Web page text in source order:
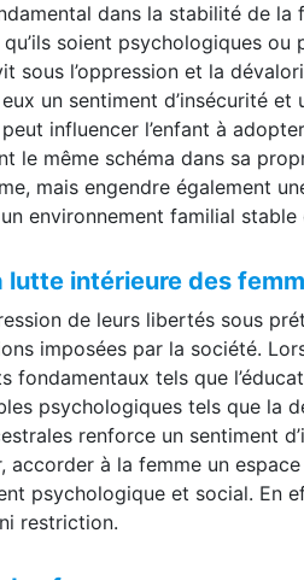
dans la stabilité de la
soient psychologiques
sous l’oppression et la
un sentiment d’insécurité
influencer l’enfant à
le même schéma dans sa
mais engendre également
environnement familial
intérieure des
de leurs libertés sous
imposées par la société.
fondamentaux tels que
psychologiques tels que la
renforce un sentiment
à la femme un
psychologique et social. En
restriction.